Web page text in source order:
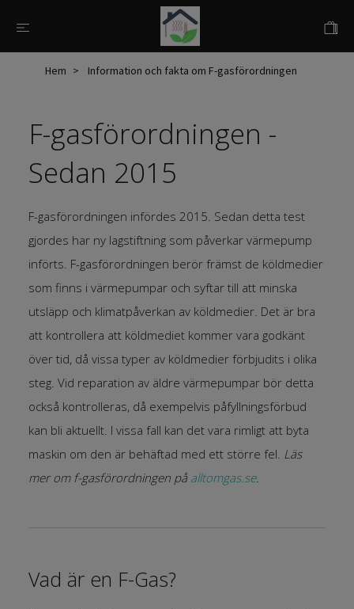
Hem Information och fakta om F-gasförordningen
F-gasförordningen -
Sedan 2015
F-gasförordningen infördes 2015. Sedan detta test
gjordes har ny lagstiftning som påverkar värmepump
införts. F-gasförordningen berör främst de köldmedier
som finns i värmepumpar och syftar till att minska
utsläpp och klimatpåverkan av köldmedier. Det är bra
att kontrollera att köldmediet kommer vara godkänt
över tid, då vissa typer av köldmedier förbjudits i olika
steg. Vid reparation av äldre värmepumpar bör detta
också kontrolleras, då exempelvis påfyllningsförbud
kan bli aktuellt. I vissa fall kan det vara rimligt att byta
maskin om den är behäftad med ett större fel. Läs
mer om f-gasförordningen på alltomgas.se.
Vad är en F-Gas?